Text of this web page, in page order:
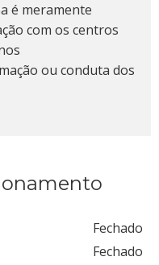
Fechado
Fechado
é meramente
com os centros
ou conduta dos